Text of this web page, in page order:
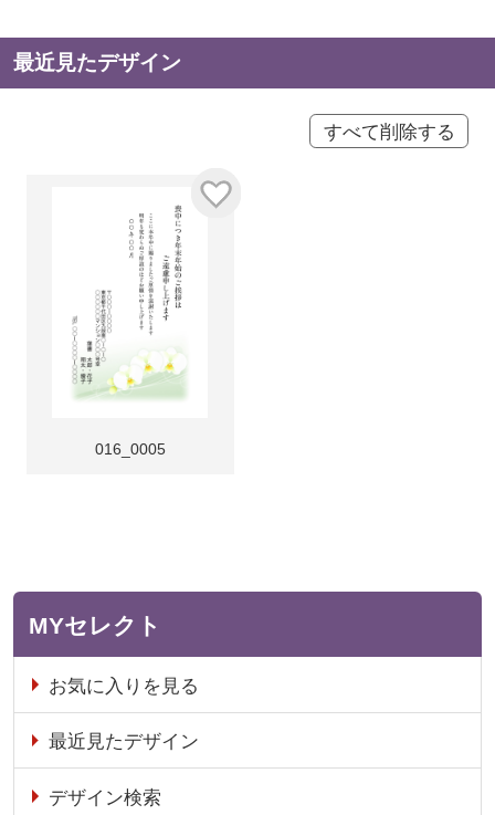
最近見たデザイン
すべて削除する
016_0005
MYセレクト
お気に入りを見る
最近見たデザイン
デザイン検索